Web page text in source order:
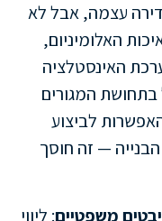
עצמה, אבל לא
האלומיניום,
האינסטלציה
בתחושת המגורים
לביצוע
— זה חוסך
משפטיים: ליווי